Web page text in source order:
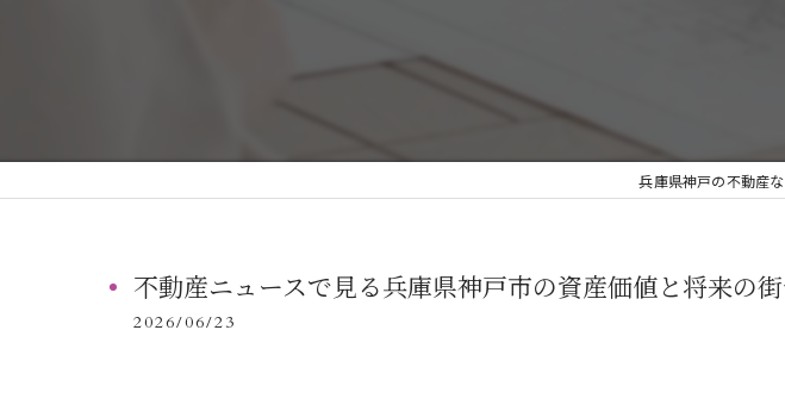
兵庫県神戸の不動産
不動産ニュースで見る兵庫県神戸市の資産価値と将来の
2026/06/23